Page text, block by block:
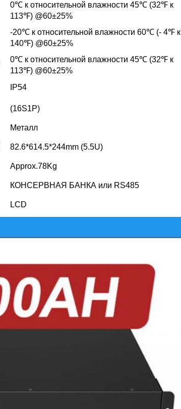
0℃ к относительной влажности 45℃ (32℉ к
113℉) @60±25%
-20℃ к относительной влажности 60℃ (- 4℉ к
140℉) @60±25%
0℃ к относительной влажности 45℃ (32℉ к
113℉) @60±25%
IP54
(16S1P)
Металл
82.6*614.5*244mm (5.5U)
Approx.78Kg
КОНСЕРВНАЯ БАНКА или RS485
LCD